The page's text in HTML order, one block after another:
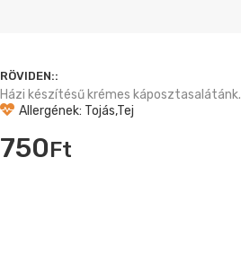
RÖVIDEN::
Házi készítésű krémes káposztasalátánk.
Allergének: Tojás,Tej
750Ft